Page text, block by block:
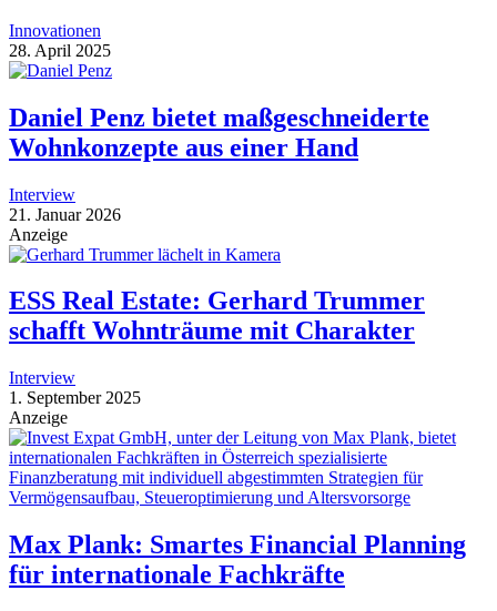
Innovationen
28. April 2025
Daniel Penz bietet maßgeschneiderte
Wohnkonzepte aus einer Hand
Interview
21. Januar 2026
Anzeige
ESS Real Estate: Gerhard Trummer
schafft Wohnträume mit Charakter
Interview
1. September 2025
Anzeige
Max Plank: Smartes Financial Planning
für internationale Fachkräfte